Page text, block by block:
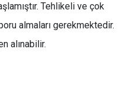
Tehlikeli ve çok
almaları gerekmektedir.
alınabilir.